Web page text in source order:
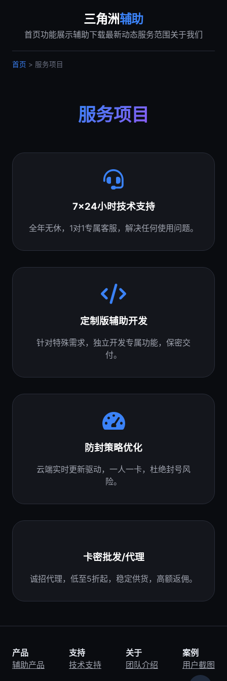
三角洲辅助
首页功能展示辅助下载最新动态服务范围关于我们
首页 > 服务项目
服务项目
7x24小时技术支持
全年无休，1对1专属客服，解决任何使用问题。
定制版辅助开发
针对特殊需求，独立开发专属功能，保密交
付。
防封策略优化
云端实时更新驱动，一人一卡，杜绝封号风
险。
卡密批发/代理
诚招代理，低至5折起，稳定供货，高额返佣。
产品
辅助产品
支持
技术支持
关于
团队介绍
案例
用户截图